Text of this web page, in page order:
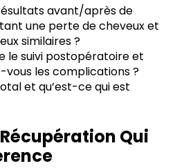
avant/après de
une perte de cheveux et
similaires ?
le suivi postopératoire et
les complications ?
et qu’est-ce qui est
Qui